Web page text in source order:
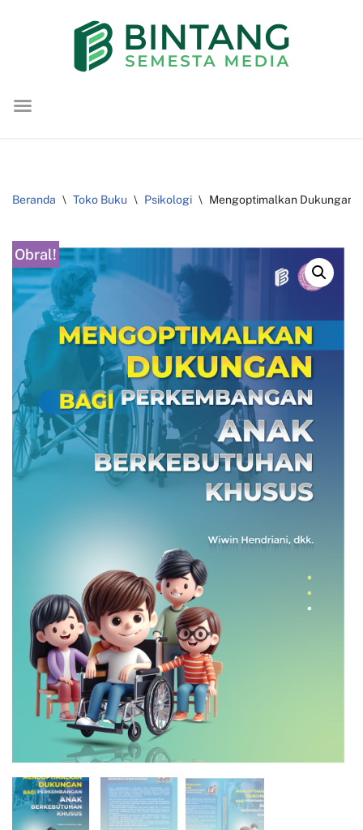
konten
Beranda \ Toko Buku \ Psikologi \ Mengoptimalkan Dukungan
Obral!